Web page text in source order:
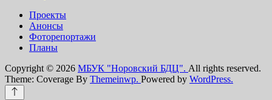
Проекты
Анонсы
Фоторепортажи
Планы
Copyright © 2026 МБУК "Норовский БДЦ". All rights reserved.
Theme: Coverage By Themeinwp. Powered by WordPress.